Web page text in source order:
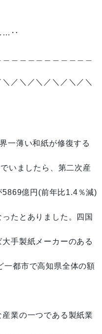
／＼／＼／＼／＼／＼
一薄い和紙が修復する
いましたら、第二次産
億円(前年比1.4％減)
たとありました。四国
手製紙メーカーのある
都市で高知県全体の額
業の一つである製紙業